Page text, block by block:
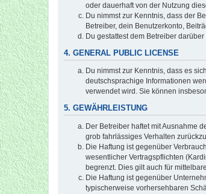
oder dauerhaft von der Nutzung
Du nimmst zur Kenntnis, dass der
Betreiber, dein Benutzerkonto,
Du gestattest dem Betreiber
4. GENERAL PUBLIC LICENSE
Du nimmst zur Kenntnis, dass es
deutschsprachige Informationen
verwendet wird. Sie können
5. GEWÄHRLEISTUNG
Der Betreiber haftet mit Ausnahme
grob fahrlässiges Verhalten
Die Haftung ist gegenüber
wesentlicher Vertragspflichten
begrenzt. Dies gilt auch für
Die Haftung ist gegenüber
typischerweise vorhersehbaren